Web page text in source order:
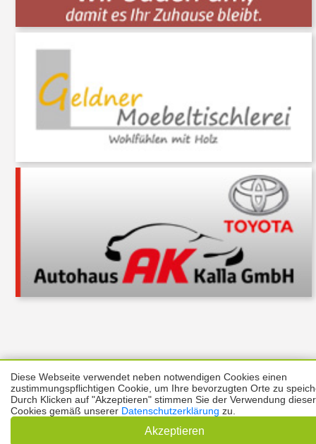
Über uns Thema melden ABO Unterstützung
Datenschutz
Impressum
Diese Webseite verwendet neben notwendigen Cookies einen
zustimmungspflichtigen Cookie, um Ihre bevorzugten Orte zu
Durch Klicken auf "Akzeptieren" stimmen Sie der Verwendung dieser
Cookies gemäß unserer Datenschutzerklärung zu.
Akzeptieren